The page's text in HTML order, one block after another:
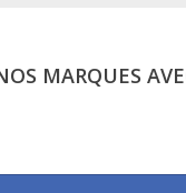
MARQUES